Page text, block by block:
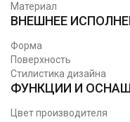
Материал
ВНЕШНЕЕ
Форма
Поверхность
Стилистика дизайна
ФУНКЦИИ И
Цвет производителя